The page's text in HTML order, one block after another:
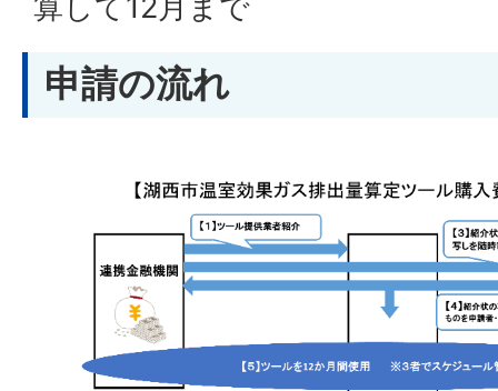
申請の流れ